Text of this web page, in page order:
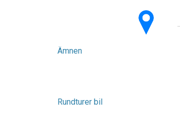
Ämnen
Rundturer bil